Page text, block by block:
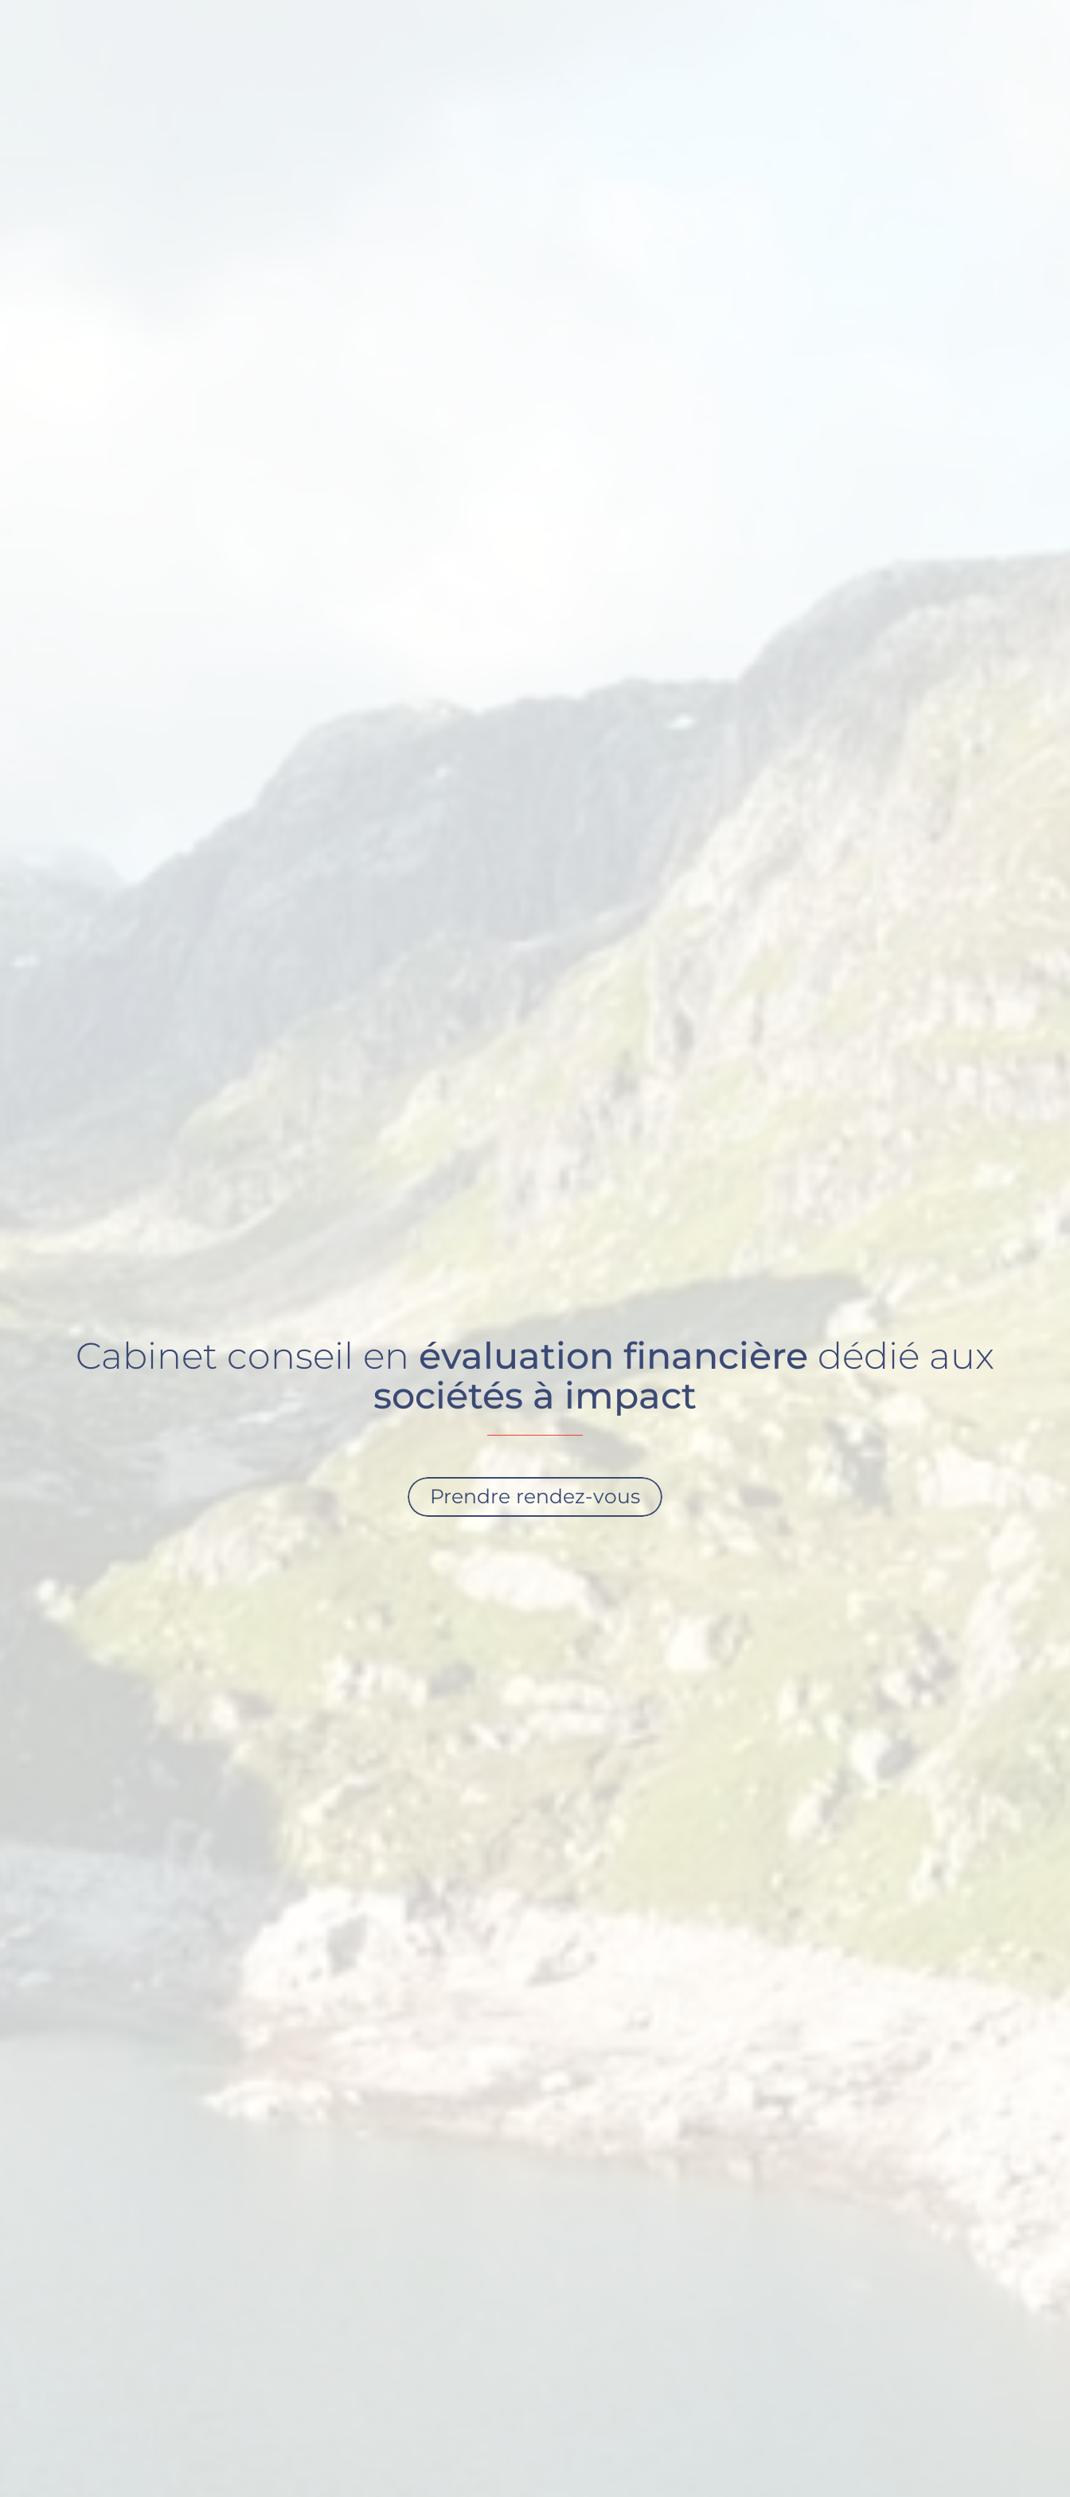
Cabinet conseil enévaluation financière dédié aux
sociétés à impact
Prendre rendez-vous